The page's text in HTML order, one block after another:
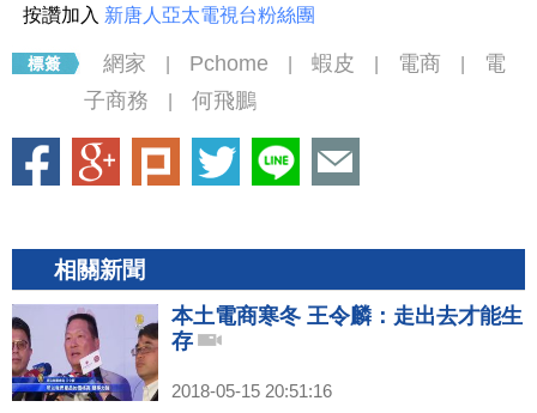
按讚加入 新唐人亞太電視台粉絲團
網家 Pchome 蝦皮 電商
電
子商務
何飛鵬
相關新聞
本土電商寒冬 王令麟：走出去才能生
存
2018-05-15 20:51:16